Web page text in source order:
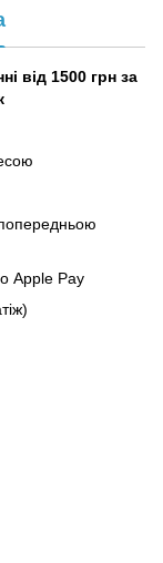
від 1500 грн за
Apple Pay